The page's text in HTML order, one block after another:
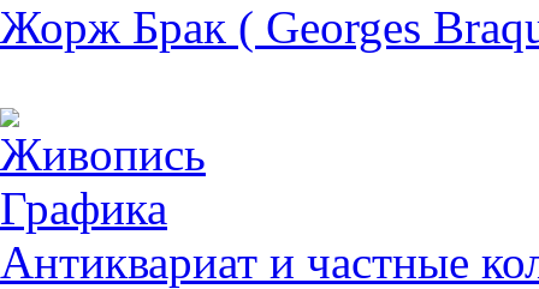
Жорж Брак ( Georges
Живопись
Графика
Антиквариат и частные